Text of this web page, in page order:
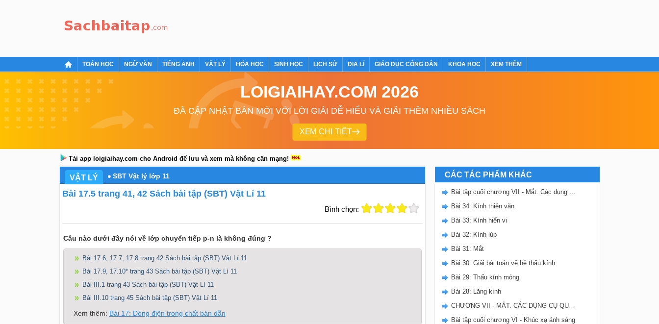
TOÁN HỌC NGỮ VĂN TIẾNG ANH VẬT LÝ HÓA HỌC SINH HỌC LỊCH SỬ ĐỊA LÍ GIÁO DỤC CÔNG DÂN KHOA HỌC XEM THÊM
LOIGIAIHAY.COM 2026
ĐÃ CẬP NHẬT BẢN MỚI VỚI LỜI GIẢI DỄ HIỂU VÀ GIẢI THÊM NHIỀU SÁCH
XEM CHI TIẾT
Tải app loigiaihay.com cho Android để lưu và xem mà không cần mạng!
VẬT LÝ SBT Vật lý lớp 11
Bài 17.5 trang 41, 42 Sách bài tập (SBT) Vật Lí 11
Bình chọn:
Câu nào dưới đây nói về lớp chuyển tiếp p-n là không đúng ?
Bài 17.6, 17.7, 17.8 trang 42 Sách bài tập (SBT) Vật Lí 11
Bài 17.9, 17.10* trang 43 Sách bài tập (SBT) Vật Lí 11
Bài III.1 trang 43 Sách bài tập (SBT) Vật Lí 11
Bài III.10 trang 45 Sách bài tập (SBT) Vật Lí 11
Xem thêm: Bài 17: Dòng điện trong chất bán dẫn
CÁC TÁC PHẨM KHÁC
Bài tập cuối chương VII - Mắt. Các dụng cụ quang
Bài 34: Kính thiên văn
Bài 33: Kính hiển vi
Bài 32: Kính lúp
Bài 31: Mắt
Bài 30: Giải bài toán về hệ thấu kính
Bài 29: Thấu kính mỏng
Bài 28: Lăng kính
CHƯƠNG VII - MẮT. CÁC DỤNG CỤ QUANG
Bài tập cuối chương VI - Khúc xạ ánh sáng